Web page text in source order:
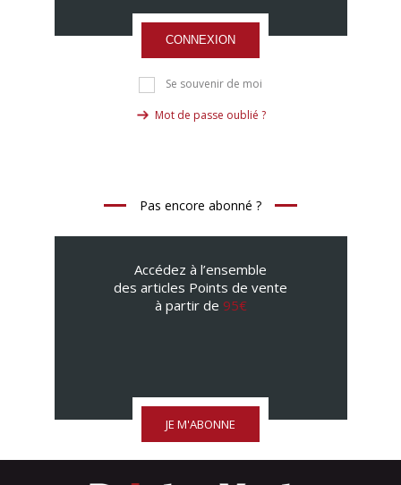
CONNEXION
Se souvenir de moi
Mot de passe oublié ?
Pas encore abonné ?
Accédez à l’ensemble
des articles Points de vente
à partir de 95€
JE M'ABONNE